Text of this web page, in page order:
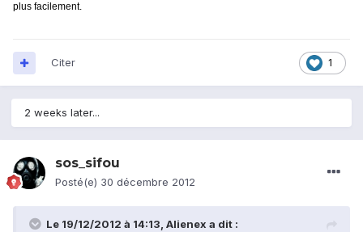
plus facilement.
1
Citer
2 weeks later...
sos_sifou
Posté(e) 30 décembre 2012
Le 19/12/2012 à 14:13, Alienex a dit :